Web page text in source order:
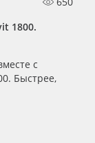
1800.
с
Быстрее,